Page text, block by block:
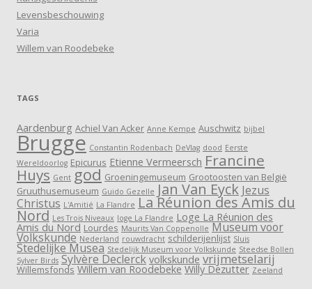
Levensbeschouwing
Varia
Willem van Roodebeke
TAGS
Aardenburg Achiel Van Acker Anne Kempe Auschwitz bijbel
Brugge Constantin Rodenbach DeVlag dood Eerste
Wereldoorlog Epicurus Etienne Vermeersch Francine
Huys Gent god Groeningemuseum Grootoosten van België
Gruuthusemuseum Guido Gezelle Jan Van Eyck Jezus
Christus L'Amitié La Flandre La Réunion des Amis du
Nord Les Trois Niveaux loge La Flandre Loge La Réunion des
Amis du Nord Lourdes Maurits Van Coppenolle Museum voor
Volkskunde Nederland rouwdracht schilderijenlijst Sluis
Stedelijke Musea Stedelijk Museum voor Volkskunde Steedse Bollen
Sylver Birds Sylvère Declerck volkskunde vrijmetselarij
Willemsfonds Willem van Roodebeke Willy Dezutter Zeeland